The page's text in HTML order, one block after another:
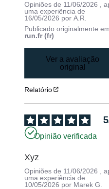
Opiniões de 11/06/2026 ,
uma experiência de
16/05/2026 porA.R.
Publicado originalmente
run.fr (fr)
Ver a avaliação
original
Relatório
5
Opinião verificada
Xyz
Opiniões de 11/06/2026
,
uma experiência de
10/05/2026 por Marek G.